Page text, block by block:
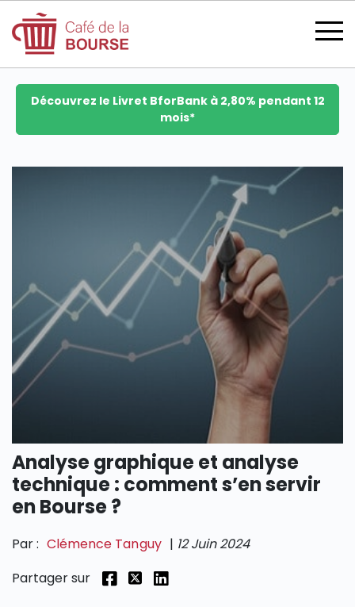
se connecter
devenir membre
CATÉGORIES
SECTIONS
Découvrez le Livret BforBank à 2,80% pendant 12
mois*
Analyse graphique et analyse
technique : comment s’en servir
en Bourse ?
Par : Clémence Tanguy | 12 Juin 2024
Partager sur